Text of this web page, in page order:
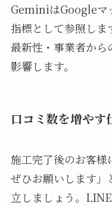
GeminiはGoogleマ
指標として参照しま
最新性・事業者か
影響します。
口コミ数を増やす
施工完了後のお客
ぜひお願いします
立しましょう。